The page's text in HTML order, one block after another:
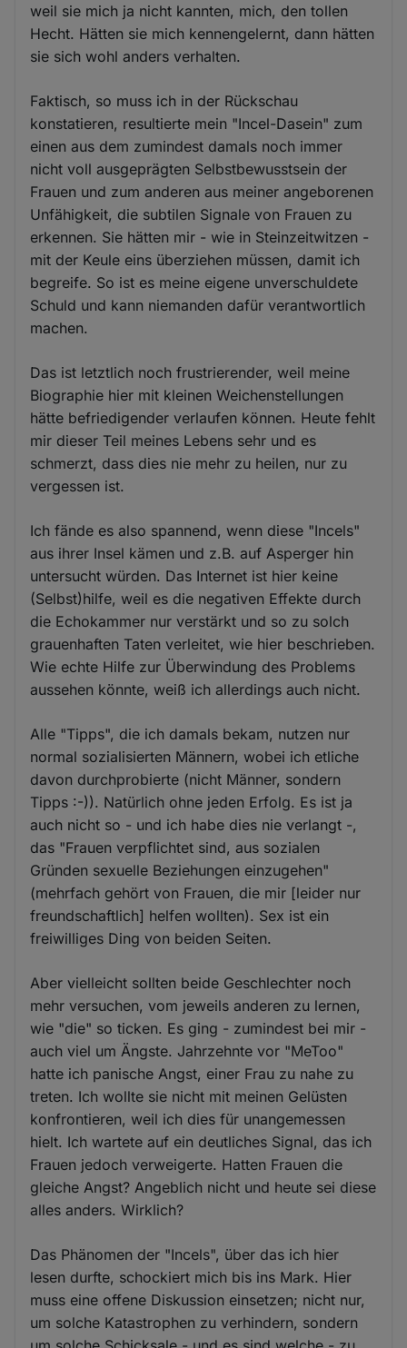
weil sie mich ja nicht kannten, mich, den tollen
Hecht. Hätten sie mich kennengelernt, dann hätten
sie sich wohl anders verhalten.
Faktisch, so muss ich in der Rückschau
konstatieren, resultierte mein "Incel-Dasein" zum
einen aus dem zumindest damals noch immer
nicht voll ausgeprägten Selbstbewusstsein der
Frauen und zum anderen aus meiner angeborenen
Unfähigkeit, die subtilen Signale von Frauen zu
erkennen. Sie hätten mir - wie in Steinzeitwitzen -
mit der Keule eins überziehen müssen, damit ich
begreife. So ist es meine eigene unverschuldete
Schuld und kann niemanden dafür verantwortlich
machen.
Das ist letztlich noch frustrierender, weil meine
Biographie hier mit kleinen Weichenstellungen
hätte befriedigender verlaufen können. Heute fehlt
mir dieser Teil meines Lebens sehr und es
schmerzt, dass dies nie mehr zu heilen, nur zu
vergessen ist.
Ich fände es also spannend, wenn diese "Incels"
aus ihrer Insel kämen und z.B. auf Asperger hin
untersucht würden. Das Internet ist hier keine
(Selbst)hilfe, weil es die negativen Effekte durch
die Echokammer nur verstärkt und so zu solch
grauenhaften Taten verleitet, wie hier beschrieben.
Wie echte Hilfe zur Überwindung des Problems
aussehen könnte, weiß ich allerdings auch nicht.
Alle "Tipps", die ich damals bekam, nutzen nur
normal sozialisierten Männern, wobei ich etliche
davon durchprobierte (nicht Männer, sondern
Tipps :-)). Natürlich ohne jeden Erfolg. Es ist ja
auch nicht so - und ich habe dies nie verlangt -,
das "Frauen verpflichtet sind, aus sozialen
Gründen sexuelle Beziehungen einzugehen"
(mehrfach gehört von Frauen, die mir [leider nur
freundschaftlich] helfen wollten). Sex ist ein
freiwilliges Ding von beiden Seiten.
Aber vielleicht sollten beide Geschlechter noch
mehr versuchen, vom jeweils anderen zu lernen,
wie "die" so ticken. Es ging - zumindest bei mir -
auch viel um Ängste. Jahrzehnte vor "MeToo"
hatte ich panische Angst, einer Frau zu nahe zu
treten. Ich wollte sie nicht mit meinen Gelüsten
konfrontieren, weil ich dies für unangemessen
hielt. Ich wartete auf ein deutliches Signal, das ich
Frauen jedoch verweigerte. Hatten Frauen die
gleiche Angst? Angeblich nicht und heute sei diese
alles anders. Wirklich?
Das Phänomen der "Incels", über das ich hier
lesen durfte, schockiert mich bis ins Mark. Hier
muss eine offene Diskussion einsetzen; nicht nur,
um solche Katastrophen zu verhindern, sondern